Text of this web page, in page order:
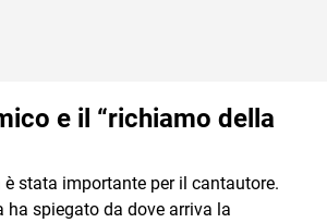
e il “richiamo della
stata importante per il cantautore.
ha spiegato da dove arriva la